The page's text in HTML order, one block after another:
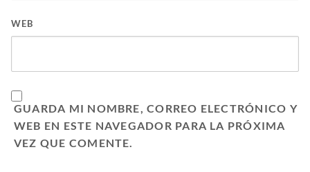
WEB
GUARDA MI NOMBRE, CORREO ELECTRÓNICO Y
WEB EN ESTE NAVEGADOR PARA LA PRÓXIMA
VEZ QUE COMENTE.